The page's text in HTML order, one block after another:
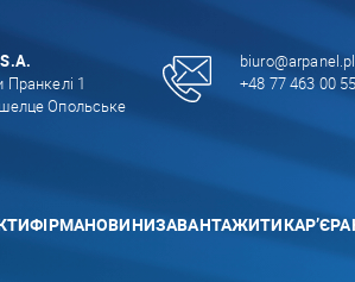
Пранкелі 1
Опольське
biuro@arpanel.pl
+48 77 463 00 55
ФІРМАНОВИНИЗАВАНТАЖИТИКАР’ЄРА